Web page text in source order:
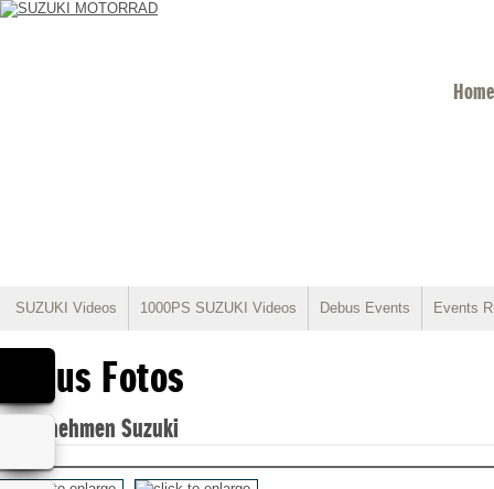
SUZUKI Videos 1000PS SUZUKI Videos Debus Events Events
Home
Debus Fotos
Unternehmen Suzuki